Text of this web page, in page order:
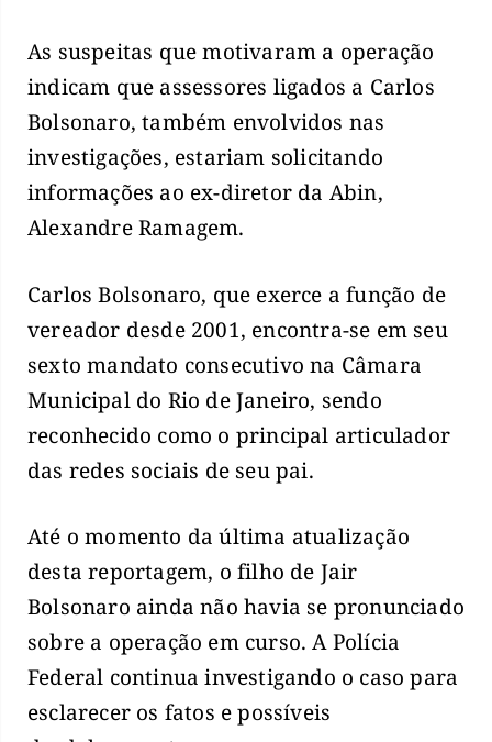
As suspeitas que motivaram a operação
indicam que assessores ligados a Carlos
Bolsonaro, também envolvidos nas
investigações, estariam solicitando
informações ao ex-diretor da Abin,
Alexandre Ramagem.
Carlos Bolsonaro, que exerce a função de
vereador desde 2001, encontra-se em seu
sexto mandato consecutivo na Câmara
Municipal do Rio de Janeiro, sendo
reconhecido como o principal articulador
das redes sociais de seu pai.
Até o momento da última atualização
desta reportagem, o filho de Jair
Bolsonaro ainda não havia se pronunciado
sobre a operação em curso. A Polícia
Federal continua investigando o caso para
esclarecer os fatos e possíveis